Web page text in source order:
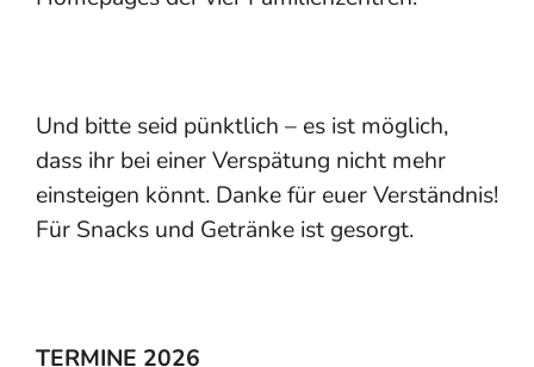
Und bitte seid pünktlich – es ist möglich,
dass ihr bei einer Verspätung nicht mehr
einsteigen könnt. Danke für euer Verständnis!
Für Snacks und Getränke ist gesorgt.
TERMINE 2026